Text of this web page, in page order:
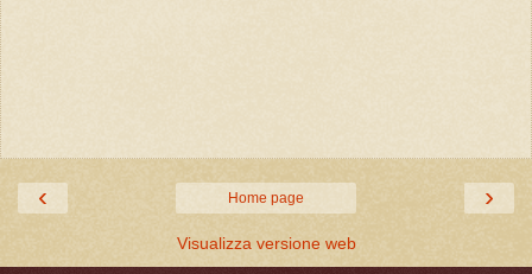
‹ ›
Home page
Visualizza versione web